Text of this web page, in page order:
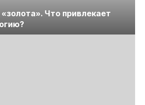
Что привлекает